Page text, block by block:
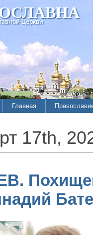
Церкви
Главная
17th,